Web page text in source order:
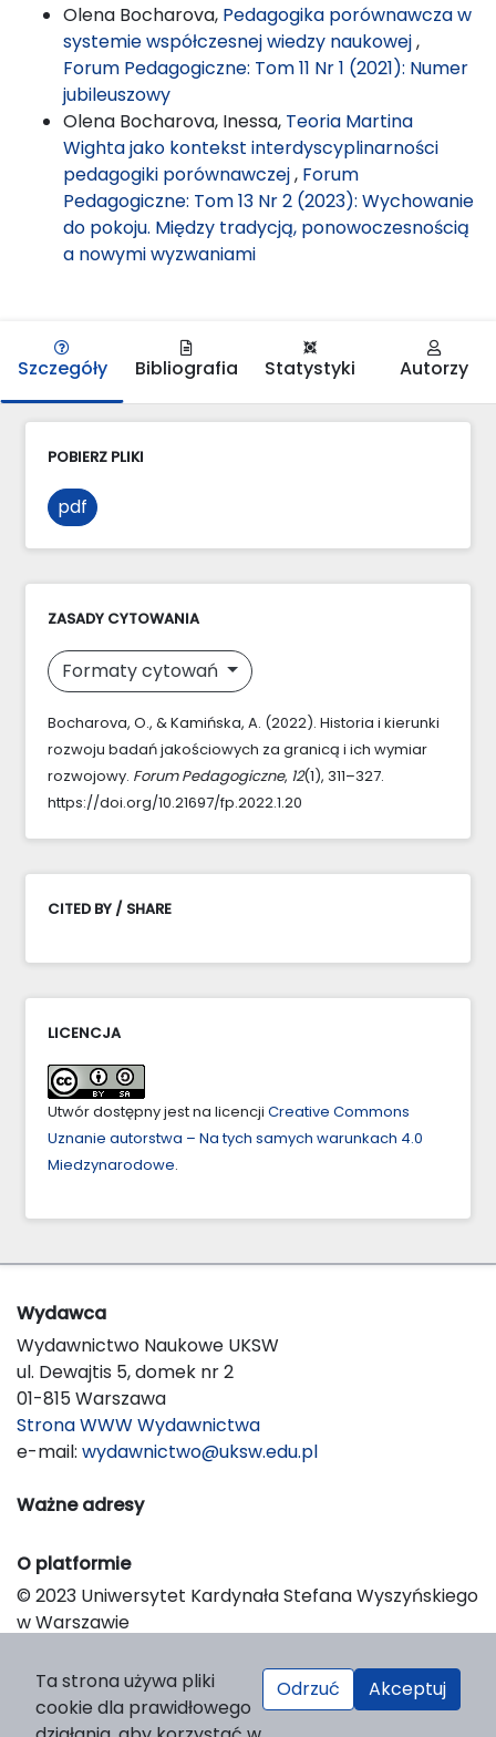
Olena Bocharova, Pedagogika porównawcza w
systemie współczesnej wiedzy naukowej,
Forum Pedagogiczne: Tom 11 Nr 1 (2021): Numer
jubileuszowy
Olena Bocharova, Inessa, Teoria Martina
Wighta jako kontekst interdyscyplinarności
pedagogiki porównawczej, Forum
Pedagogiczne: Tom 13 Nr 2 (2023): Wychowanie
do pokoju. Między tradycją, ponowoczesnością
a nowymi wyzwaniami
Szczegóły Bibliografia Statystyki Autorzy
POBIERZ PLIKI
pdf
ZASADY CYTOWANIA
Formaty cytowań
Bocharova, O., & Kamińska, A. (2022). Historia i kierunki
rozwoju badań jakościowych za granicą i ich wymiar
rozwojowy. Forum Pedagogiczne, 12(1), 311–327.
https://doi.org/10.21697/fp.2022.1.20
CITED BY / SHARE
LICENCJA
Utwór dostępny jest na licencji Creative Commons
Uznanie autorstwa – Na tych samych warunkach 4.0
Miedzynarodowe.
Wydawca
Wydawnictwo Naukowe UKSW
ul. Dewajtis 5, domek nr 2
01-815 Warszawa
Strona WWW Wydawnictwa
e-mail: wydawnictwo@uksw.edu.pl
Ważne adresy
O platformie
© 2023 Uniwersytet Kardynała Stefana Wyszyńskiego
w Warszawie
Platform & Workflow by OJS/PKP
Ta strona używa pliki
cookie dla prawidłowego
Odrzuć Akceptuj